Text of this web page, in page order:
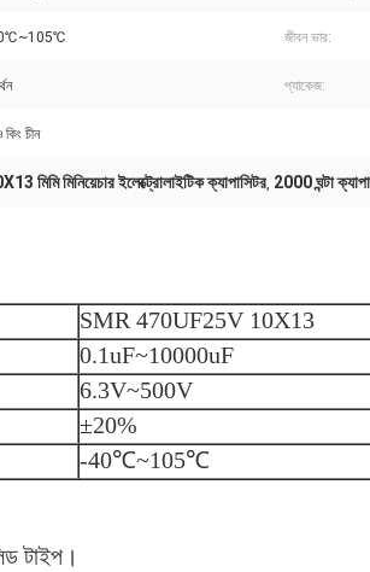
জীবন ভার:
প্যাকেজ:
কিং চীন
মিমি মিনিয়েচার ইলেক্ট্রোলাইটিক ক্যাপাসিটর, 2000 ঘন্টা
SMR 470UF25V 10X13
0.1uF~10000uF
6.3V~500V
±20%
-40℃~105℃
টাইপ।